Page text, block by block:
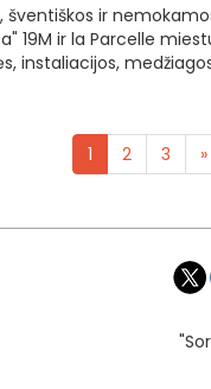
šventiškos ir
19M ir la Parcelle
instaliacijos,
1 2 3 »